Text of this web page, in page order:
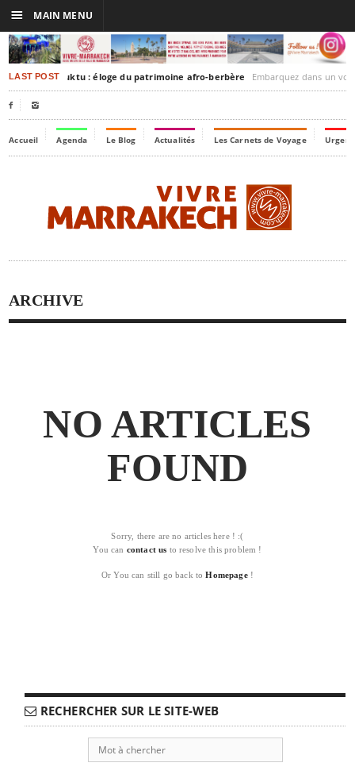
LAST POSTTimbuktu : éloge du patrimoine afro-berbère Embarquez dans un voyage culturel dans le
 
Accueil Agenda Le Blog Actualités Les Carnets de Voyage
ARCHIVE
NO ARTICLES
FOUND
Sorry, there are no articles here ! :(
You can contact us to resolve this problem !
Or You can still go back toHomepage!
RECHERCHER SUR LE SITE-WEB
☰ MAIN MENU